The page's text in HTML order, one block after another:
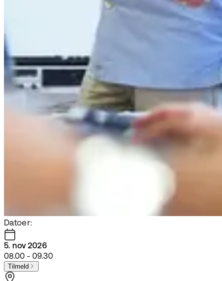
Datoer:
5. nov 2026
08.00 - 09.30
Tilmeld